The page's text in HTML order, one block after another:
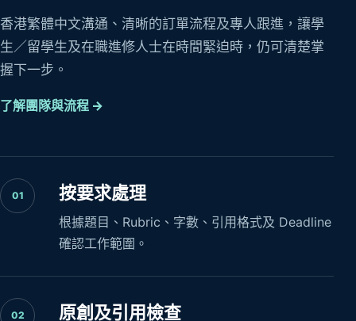
香港繁體中文溝通、清晰的訂單流程及專人跟進，讓學
生／留學生及在職進修人士在時間緊迫時，仍可清楚掌
握下一步。
了解團隊與流程 →
01 按要求處理
根據題目、Rubric、字數、引用格式及 Deadline
確認工作範圍。
02 原創及引用檢查